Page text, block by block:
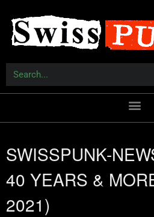
SWISSPUNK-
40 YEARS &
2021)